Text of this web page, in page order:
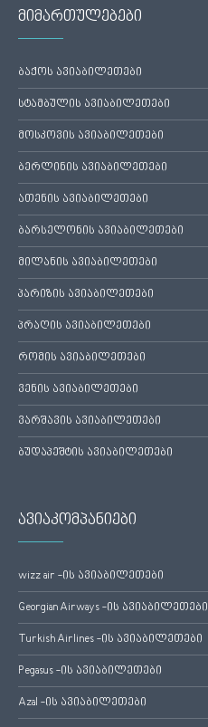
მიმართულებები
ბაქოს ავიაბილეთები
სტამბულის ავიაბილეთები
მოსკოვის ავიაბილეთები
ბერლინის ავიაბილეთები
ათენის ავიაბილეთები
ბარსელონის ავიაბილეთები
მილანის ავიაბილეთები
პარიზის ავიაბილეთები
პრაღის ავიაბილეთები
რომის ავიაბილეთები
ვენის ავიაბილეთები
ვარშავის ავიაბილეთები
ბუდაპეშტის ავიაბილეთები
ავიაკომპანიები
wizz air -ის ავიაბილეთები
Georgian Airways -ის ავიაბილეთები
Turkish Airlines -ის ავიაბილეთები
Pegasus -ის ავიაბილეთები
Azal -ის ავიაბილეთები